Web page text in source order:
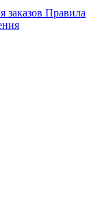
заказов Правила